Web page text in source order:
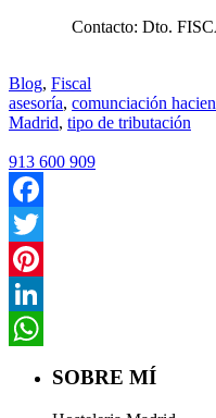
Contacto: Dto.
Blog, Fiscal
asesoría, comunciación
Madrid, tipo de tributación
913 600 909
Facebook
Twitter
Pinterest
LinkedIn
SOBRE MÍ